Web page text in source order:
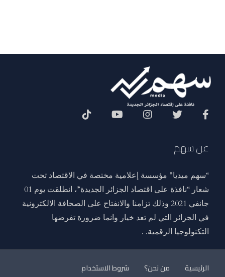
عن سهم
“سهم ميديا” مؤسسة إعلامية مختصة في الاقتصاد تحت
شعار “نافذة على اقتصاد الجزائر الجديدة”، انطلقت يوم 01
جانفي 2021 وذلك تزامنا والانفتاح على الصحافة الالكترونية
في الجزائر التي لم تعد خيار وانما ضرورة تفرضها
التكنولوجيا الرقمية. .
الرئيسية من نحن؟ شروط الاستخدام